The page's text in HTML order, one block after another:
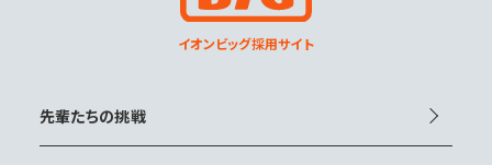
イオンビッグ採用サイト
先輩たちの挑戦